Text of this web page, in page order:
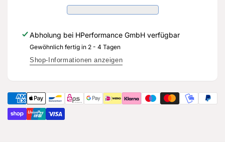
5Q0
810
-
Original
Ersatzteil
Sportback
5Q0
811
-
Original
Audi
RS3
Sportback
Abholung bei HPerformance GmbH verfügbar
Gewöhnlich fertig in 2 - 4 Tagen
Shop-Informationen anzeigen